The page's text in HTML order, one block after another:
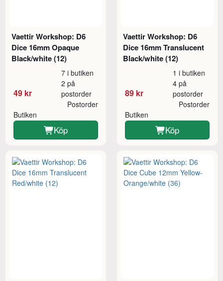
Vaettir Workshop: D6
Dice 16mm Opaque
Black/white (12)
49 kr
7 i butiken
2 på
postorder
Butiken
Postorder
Köp
Vaettir Workshop: D6
Dice 16mm Translucent
Black/white (12)
89 kr
1 i butiken
4 på
postorder
Butiken
Postorder
Köp